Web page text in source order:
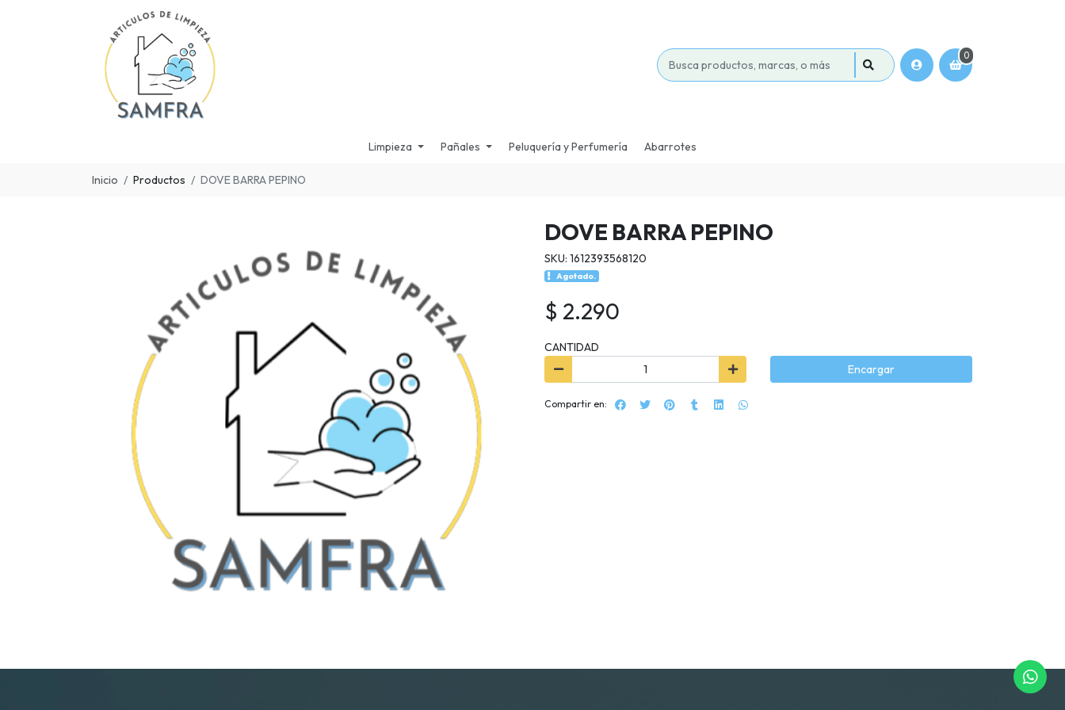
0
Limpieza Pañales Peluquería y Perfumería Abarrotes
Inicio Productos DOVE BARRA PEPINO
DOVE BARRA PEPINO
SKU: 1612393568120
Agotado.
$ 2.290
CANTIDAD
Encargar
Compartir en: